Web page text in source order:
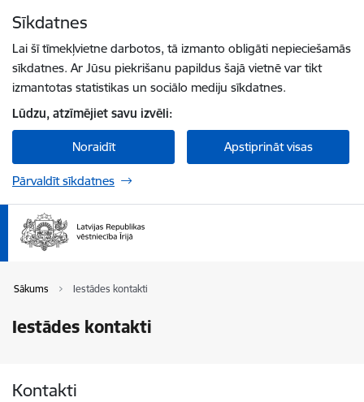
Sīkdatnes
Lai šī tīmekļvietne darbotos, tā izmanto obligāti nepieciešamās
sīkdatnes. Ar Jūsu piekrišanu papildus šajā vietnē var tikt
izmantotas statistikas un sociālo mediju sīkdatnes.
Lūdzu, atzīmējiet savu izvēli:
Noraidīt Apstiprināt visas
Pārvaldīt sīkdatnes
Sākums Iestādes kontakti
Iestādes kontakti
Kontakti